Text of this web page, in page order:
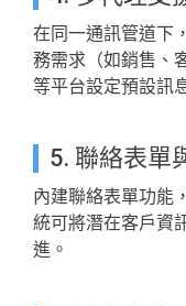
在同一通訊管道下
務需求（如銷售、
等平台設定預設訊
5. 聯絡表單
內建聯絡表單功能
統可將潛在客戶資
進。